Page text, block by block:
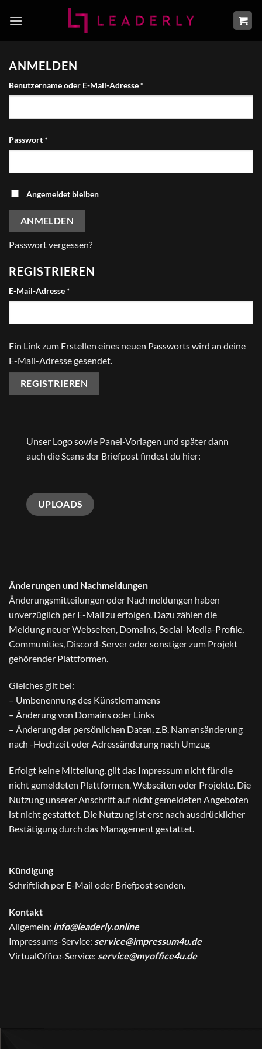
Inhalt
ANMELDEN
Benutzername oder E-Mail-Adresse*
Passwort*
Angemeldet bleiben
ANMELDEN
Passwort vergessen?
REGISTRIEREN
E-Mail-Adresse*
Ein Link zum Erstellen eines neuen Passworts wird an deine
E-Mail-Adresse gesendet.
REGISTRIEREN
Unser Logo sowie Panel-Vorlagen und später dann
auch die Scans der Briefpost findest du hier:
UPLOADS
Änderungen und Nachmeldungen
Änderungsmitteilungen oder Nachmeldungen haben
unverzüglich per E-Mail zu erfolgen. Dazu zählen die
Meldung neuer Webseiten, Domains, Social-Media-Profile,
Communities, Discord-Server oder sonstiger zum Projekt
gehörender Plattformen.
Gleiches gilt bei:
– Umbenennung des Künstlernamens
– Änderung von Domains oder Links
– Änderung der persönlichen Daten, z.B. Namensänderung
nach -Hochzeit oder Adressänderung nach Umzug
Erfolgt keine Mitteilung, gilt das Impressum nicht für die
nicht gemeldeten Plattformen, Webseiten oder Projekte. Die
Nutzung unserer Anschrift auf nicht gemeldeten Angeboten
ist nicht gestattet. Die Nutzung ist erst nach ausdrücklicher
Bestätigung durch das Management gestattet.
Kündigung
Schriftlich per E-Mail oder Briefpost senden.
Kontakt
Allgemein: info@leaderly.online
Impressums-Service: service@impressum4u.de
VirtualOffice-Service: service@myoffice4u.de